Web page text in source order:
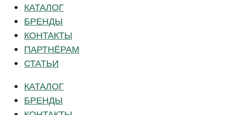
КАТАЛОГ
БРЕНДЫ
КОНТАКТЫ
ПАРТНЁРАМ
СТАТЬИ
КАТАЛОГ
БРЕНДЫ